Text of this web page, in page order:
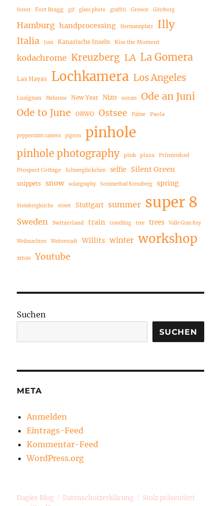
forest Fort Bragg gif glass photo graffiti Greece Göteborg
Hamburg handprocessing Hermannplatz Illy
Italia Juni Kanarische Inseln Kiss the Moment
kodachrome Kreuzberg LA La Gomera
Las Hayas Lochkamera Los Angeles
Lusignan Melusine New Year Nizo ocean
Ode an Juni
Ode to June
ORWO Ostsee Palme Paola
peppermint camera pigeon pinhole
pinhole photography pink pizza Prinzenbad
Prospect Cottage Schneeglöckchen selfie Silent Green
snippets snow solargraphy Sommerbad Kreuzberg spring
Steinbergkirche street Stuttgart summer super 8
Sweden Switzerland train travelling tree trees Valle Gran Rey
Weihnachten Weiterstadt Willits winter workshop
xmas Youtube
Suchen
SUCHEN
META
Anmelden
Eintrags-Feed
Kommentar-Feed
WordPress.org
Dagies Blog Datenschutzerklärung
Stolz präsentiert